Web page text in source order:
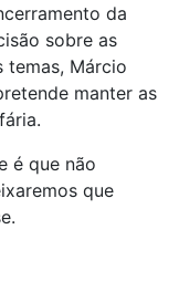
da
sobre as
temas, Márcio
manter as
é que não
que